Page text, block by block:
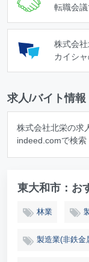
転職会
株式会
カイシ
求人/バイト情報
株式会社北栄の求
indeed.comで検索
東大和市：お
林業
製造業(非鉄金